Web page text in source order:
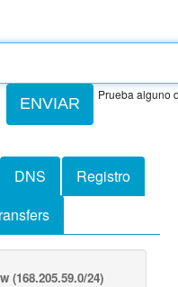
ENVIAR
Prueba alguno
DNS
Registro
(168.205.59.0/24)